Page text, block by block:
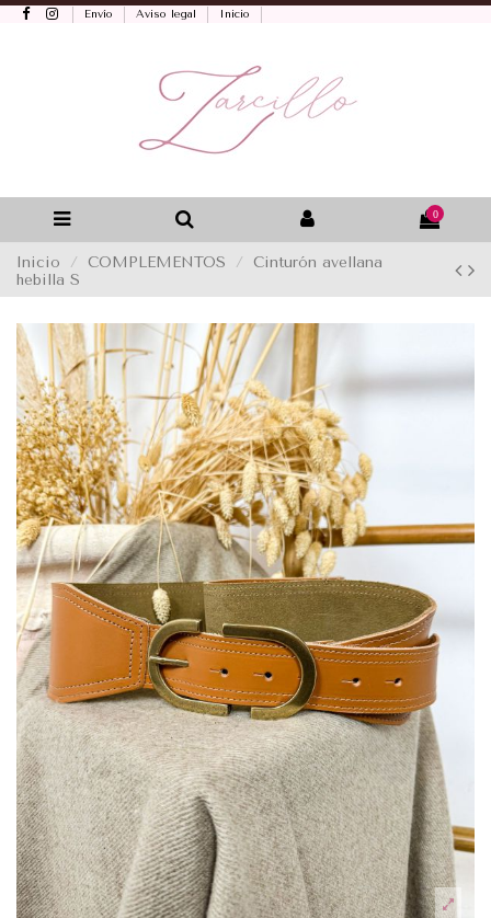
Envío Aviso legal Inicio
0
Inicio COMPLEMENTOS
Cinturón avellana
hebilla S